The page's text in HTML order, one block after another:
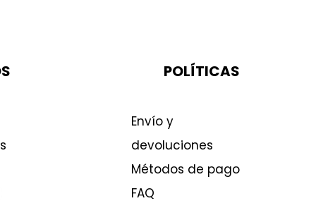
POLÍTICAS
Envío y
devoluciones
Métodos de pago
FAQ